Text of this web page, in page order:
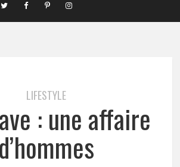
LIFESTYLE
: une affaire
d’hommes